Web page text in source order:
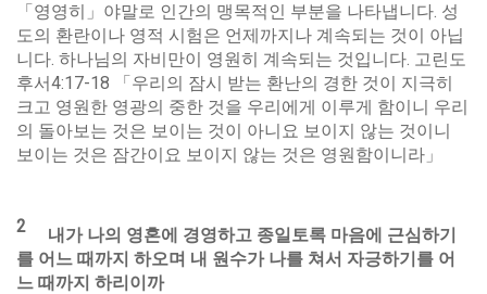
「영영히」야말로 인간의 맹목적인 부분을 나타냅니다. 성
도의 환란이나 영적 시험은 언제까지나 계속되는 것이 아닙
니다. 하나님의 자비만이 영원히 계속되는 것입니다. 고린도
후서4:17-18 「우리의 잠시 받는 환난의 경한 것이 지극히
크고 영원한 영광의 중한 것을 우리에게 이루게 함이니 우리
의 돌아보는 것은 보이는 것이 아니요 보이지 않는 것이니
보이는 것은 잠간이요 보이지 않는 것은 영원함이니라」
2 내가 나의 영혼에 경영하고 종일토록 마음에 근심하기
를 어느 때까지 하오며 내 원수가 나를 쳐서 자긍하기를 어
느 때까지 하리이까